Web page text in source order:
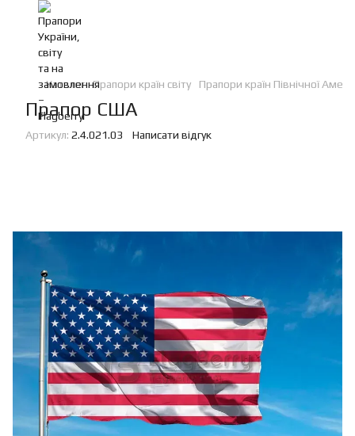
Каталог Прапори країн світу Прапори країн Північної
Прапор США
Артикул: 2.4.021.03 Написати відгук